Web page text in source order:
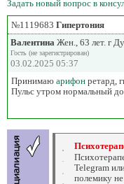
Задать новый вопрос в
№1119683 Гипертония
Валентина Жен., 63 лет. г
Гость (не зарегистрирован)
03.02.2025 05:37
Принимаю арифон ретард,
Пульс утром нормальный
Telegram
полемику